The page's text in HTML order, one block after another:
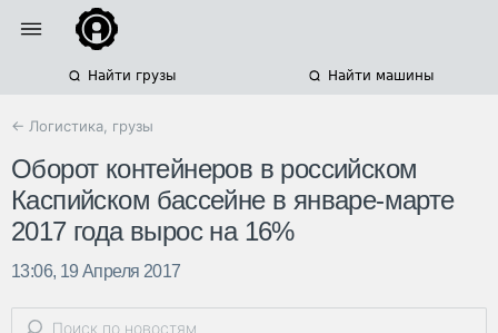
Найти грузы Найти машины
← Логистика, грузы
Оборот контейнеров в российском
Каспийском бассейне в январе-марте
2017 года вырос на 16%
13:06, 19 Апреля 2017